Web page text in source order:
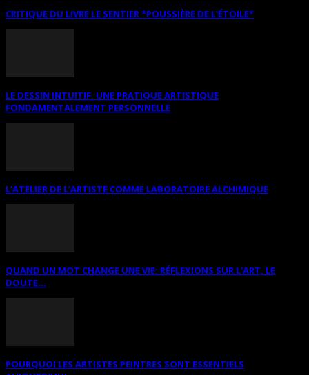
CRITIQUE DU LIVRE LE SENTIER *POUSSIÈRE DE L’ÉTOILE*
LE DESSIN INTUITIF. UNE PRATIQUE ARTISTIQUE
FONDAMENTALEMENT PERSONNELLE
L’ATELIER DE L’ARTISTE COMME LABORATOIRE ALCHIMIQUE
QUAND UN MOT CHANGE UNE VIE: RÉFLEXIONS SUR L’ART, LE
DOUTE...
POURQUOI LES ARTISTES PEINTRES SONT ESSENTIELS